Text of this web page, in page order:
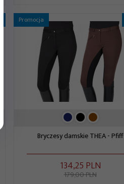
Promocja
Bryczesy damskie THEA - Pfiff
134,25 PLN
179,00 PLN